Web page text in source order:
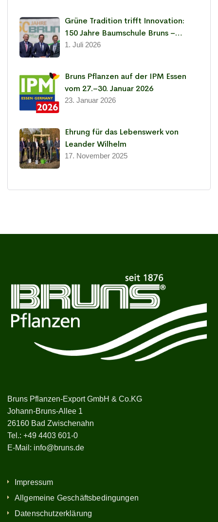
Grüne Tradition trifft Innovation:
150 Jahre Baumschule Bruns –
Leidenschaft für Pflanzen seit 1876
1. Juli 2026
Bruns Pflanzen auf der IPM Essen
vom 27.–30. Januar 2026
23. Januar 2026
Ehrung für das Lebenswerk von
Leander Wilhelm
17. November 2025
Bruns Pflanzen-Export GmbH & Co.KG
Johann-Bruns-Allee 1
26160 Bad Zwischenahn
Tel.: +49 4403 601-0
E-Mail: info@bruns.de
Impressum
Allgemeine Geschäftsbedingungen
Datenschutzerklärung